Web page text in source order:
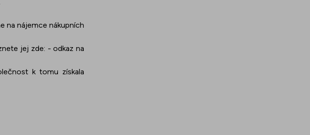
na nájemce nákupních
jej zde: - odkaz na
k tomu získala